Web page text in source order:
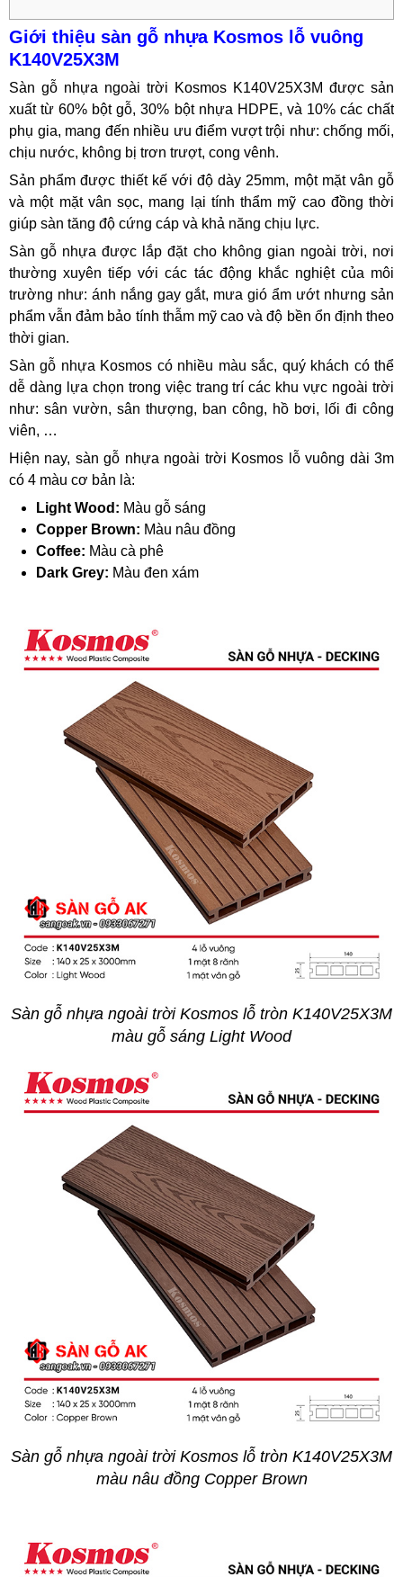
Giới thiệu sàn gỗ nhựa Kosmos lỗ vuông
K140V25X3M
Sàn gỗ nhựa ngoài trời Kosmos K140V25X3M được sản
xuất từ 60% bột gỗ, 30% bột nhựa HDPE, và 10% các chất
phụ gia, mang đến nhiều ưu điểm vượt trội như: chống mối,
chịu nước, không bị trơn trượt, cong vênh.
Sản phẩm được thiết kế với độ dày 25mm, một mặt vân gỗ
và một mặt vân sọc, mang lại tính thẩm mỹ cao đồng thời
giúp sàn tăng độ cứng cáp và khả năng chịu lực.
Sàn gỗ nhựa được lắp đặt cho không gian ngoài trời, nơi
thường xuyên tiếp với các tác động khắc nghiệt của môi
trường như: ánh nắng gay gắt, mưa gió ẩm ướt nhưng sản
phẩm vẫn đảm bảo tính thẫm mỹ cao và độ bền ổn định theo
thời gian.
Sàn gỗ nhựa Kosmos có nhiều màu sắc, quý khách có thể
dễ dàng lựa chọn trong việc trang trí các khu vực ngoài trời
như: sân vườn, sân thượng, ban công, hồ bơi, lối đi công
viên, …
Hiện nay, sàn gỗ nhựa ngoài trời Kosmos lỗ vuông dài 3m
có 4 màu cơ bản là:
Light Wood: Màu gỗ sáng
Copper Brown: Màu nâu đồng
Coffee: Màu cà phê
Dark Grey: Màu đen xám
Sàn gỗ nhựa ngoài trời Kosmos lỗ tròn K140V25X3M
màu gỗ sáng Light Wood
Sàn gỗ nhựa ngoài trời Kosmos lỗ tròn K140V25X3M
màu nâu đồng Copper Brown